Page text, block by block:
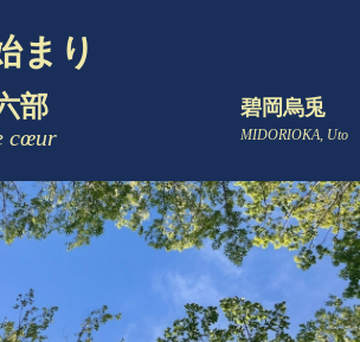
まり
部
cœur
碧岡烏兎
MIDORIOKA, Uto